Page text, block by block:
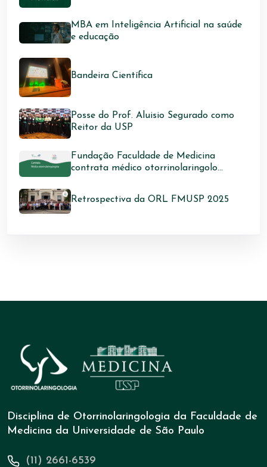
MBA em Inteligência Artificial na saúde
e educação
Bandeira Científica
Posse do Prof. Aluisio Segurado como
Reitor da USP
Fundação Faculdade de Medicina
contrata médico otorrinolaringolo...
Retrospectiva da ORL FMUSP 2025
Disciplina de Otorrinolaringologia da Faculdade de
Medicina da Universidade de São Paulo
(11) 2661-6539